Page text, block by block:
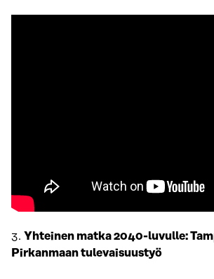
3. Yhteinen matka 2040-luvulle:
Pirkanmaan tulevaisuustyö